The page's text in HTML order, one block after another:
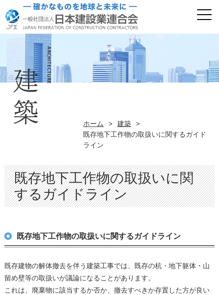
ホーム > 建築
>
既存地下工作物の取扱いに関するガイド
ライン
既存地下工作物の取扱いに関
するガイドライン
既存地下工作物の取扱いに関するガイドライン
既存建物の解体撤去を伴う建築工事では、既存の杭・地下躯体・山
留め壁等の取扱いが議論になることがあります。
これは、廃棄物に該当するか否か、撤去すべきか存置した方が良い